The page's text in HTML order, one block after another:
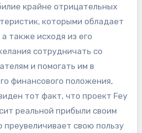
крайне отрицательных
которыми обладает
также исходя из его
сотрудничать со
и помогать им в
финансового положения,
тот факт, что проект Fey
реальной прибыли своим
преувеличивает свою пользу